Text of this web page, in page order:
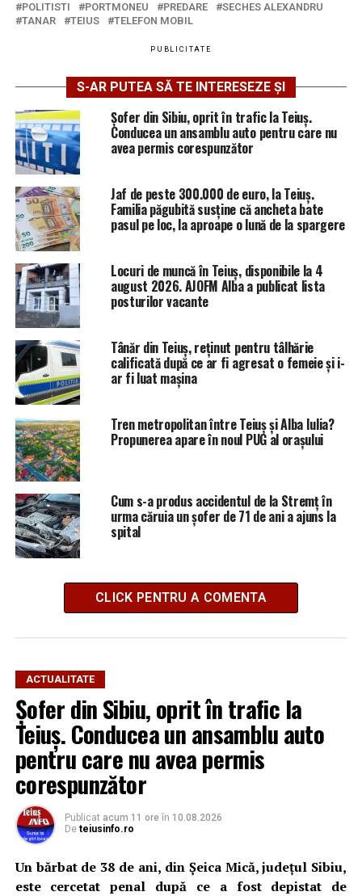
POLITISTI
PORTMONEU PREDARE
SECHES ALEXANDRU
TANAR
TEIUS TELEFON MOBIL
PUBLICITATE
S-AR PUTEA SĂ TE INTERESEZE ȘI
Șofer din Sibiu, oprit în trafic la Teiuș.
Conducea un ansamblu auto pentru care nu
avea permis corespunzător
Jaf de peste 300.000 de euro, la Teiuș.
Familia păgubită susține că ancheta bate
pasul pe loc, la aproape o lună de la spargere
Locuri de muncă în Teiuș, disponibile la 4
august 2026. AJOFM Alba a publicat lista
posturilor vacante
Tânăr din Teiuș, reținut pentru tâlhărie
calificată după ce ar fi agresat o femeie și i-
ar fi luat mașina
Tren metropolitan între Teiuș și Alba Iulia?
Propunerea apare în noul PUG al orașului
Cum s-a produs accidentul de la Stremț în
urma căruia un șofer de 71 de ani a ajuns la
spital
CLICK PENTRU A COMENTA
ACTUALITATE
Șofer din Sibiu, oprit în trafic la
Teiuș. Conducea un ansamblu auto
pentru care nu avea permis
corespunzător
Publicat acum 11 ore în 10.08.2026
De teiusinfo.ro
Un bărbat de 38 de ani, din Șeica Mică, județul Sibiu,
este cercetat penal după ce a fost depistat de